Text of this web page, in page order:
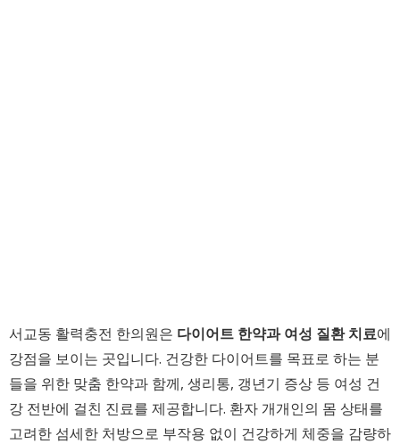
서교동 활력충전 한의원은 다이어트 한약과 여성 질환 치료에
강점을 보이는 곳입니다. 건강한 다이어트를 목표로 하는 분
들을 위한 맞춤 한약과 함께, 생리통, 갱년기 증상 등 여성 건
강 전반에 걸친 진료를 제공합니다. 환자 개개인의 몸 상태를
고려한 섬세한 처방으로 부작용 없이 건강하게 체중을 감량하